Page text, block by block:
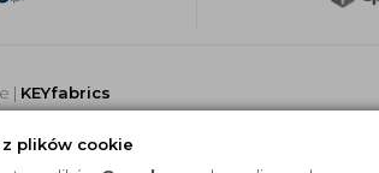
plików cookie
| KEYfabrics